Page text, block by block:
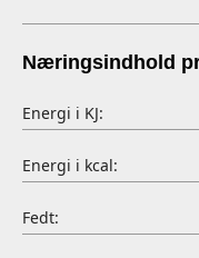
Næringsindhold
Energi i KJ:
Energi i kcal:
Fedt: